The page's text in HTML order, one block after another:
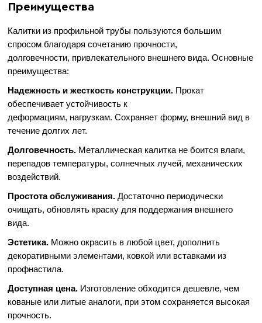
Преимущества
Калитки из профильной трубы пользуются большим
спросом благодаря сочетанию прочности,
долговечности, привлекательного внешнего вида. Основные
преимущества:
Надежность и жесткость конструкции. Прокат
обеспечивает устойчивость к
деформациям, нагрузкам. Сохраняет форму, внешний вид в
течение долгих лет.
Долговечность. Металлическая калитка не боится влаги,
перепадов температуры, солнечных лучей, механических
воздействий.
Простота обслуживания. Достаточно периодически
очищать, обновлять краску для поддержания внешнего
вида.
Эстетика. Можно окрасить в любой цвет, дополнить
декоративными элементами, ковкой или вставками из
профнастила.
Доступная цена. Изготовление обходится дешевле, чем
кованые или литые аналоги, при этом сохраняется высокая
прочность.